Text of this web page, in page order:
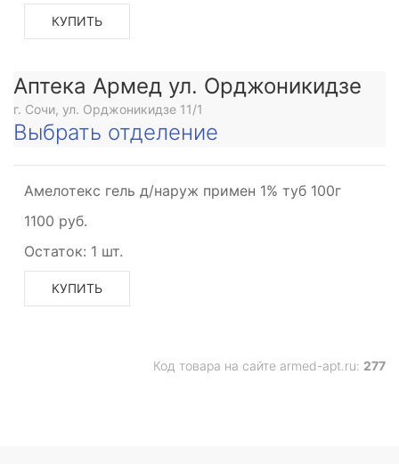
КУПИТЬ
Аптека Армед ул. Орджоникидзе
г. Сочи, ул. Орджоникидзе 11/1
Выбрать отделение
Амелотекс гель д/наруж примен 1% туб 100г
1100 руб.
Остаток: 1 шт.
КУПИТЬ
Код товара на сайте armed-apt.ru: 277